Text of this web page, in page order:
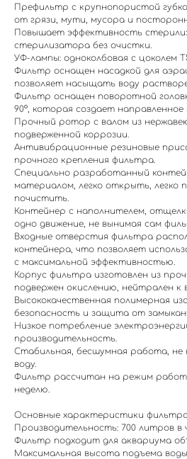
Префильтр с крупнопористой
от грязи, мути, мусора и
Повышает эффективность
стерилизатора без очистки.
УФ-лампы: одноколбовая с цоколем
Фильтр оснащен насадкой для
позволяет насыщать воду
Фильтр оснащен поворотной
90°, которая создает направленное
Прочный ротор с валом из
подверженной коррозии.
Антивибрационные резиновые
прочного крепления фильтра.
Специально разработанный
материалом, легко открыть, легко
почистить.
Контейнер с наполнителем,
одно движение, не вынимая сам
Входные отверстия фильтра
контейнера, что позволяет
с максимальной эффективностью.
Корпус фильтра изготовлен из
подвержен окислению, нейтрален к
Высококачественная полимерная
безопасность и защита от
Низкое потребление
производительность.
Стабильная, бесшумная работа, не
воду.
Фильтр рассчитан на режим
неделю.
Основные характеристики
Производительность: 700 литров в
Фильтр подходит для аквариума
Максимальная высота подъема